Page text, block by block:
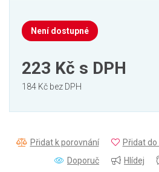
Není dostupné
223 Kč s DPH
184 Kč bez DPH
Přidat k porovnání Přidat
Doporuč
Hlídej